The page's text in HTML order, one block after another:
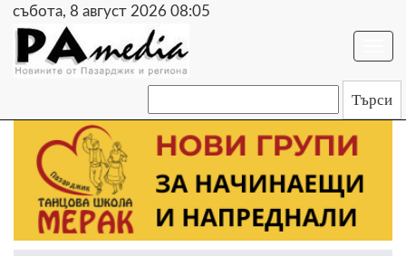
събота, 8 август 2026 08:05